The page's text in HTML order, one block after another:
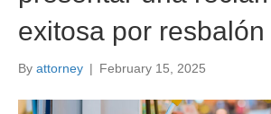
exitosa por
By attorney | February 15, 2025